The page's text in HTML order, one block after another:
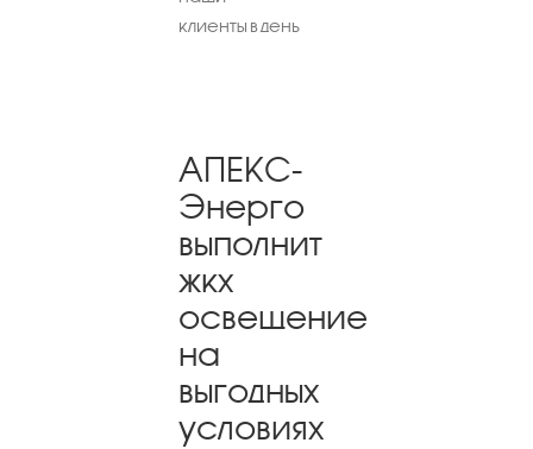
клиенты в день
АПЕКС-
Энерго
выполнит
жкх
освещение
на
выгодных
условиях